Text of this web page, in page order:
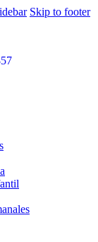
Skip to footer